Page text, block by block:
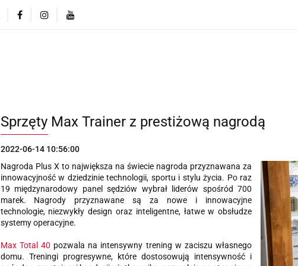
Więcej o markach
Sprzęty Max Trainer z prestiżową nagrodą
2022-06-14 10:56:00
Nagroda Plus X to największa na świecie nagroda przyznawana za
innowacyjność w dziedzinie technologii, sportu i stylu życia. Po raz
19 międzynarodowy panel sędziów wybrał liderów spośród 700
marek. Nagrody przyznawane są za nowe i innowacyjne
technologie, niezwykły design oraz inteligentne, łatwe w obsłudze
systemy operacyjne.
Max Total 40 pozwala na intensywny trening w zaciszu własnego
domu. Treningi progresywne, które dostosowują intensywność i